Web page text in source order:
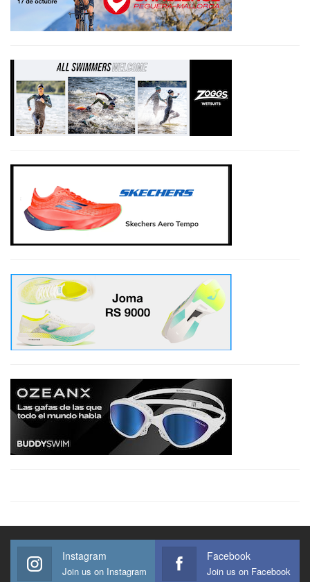
Instagram
Join us on Instagram
Facebook
Join us on Facebook